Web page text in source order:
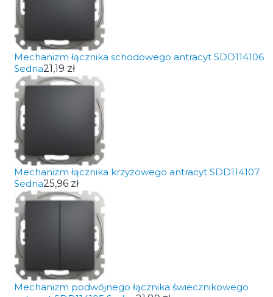
Mechanizm łącznika schodowego antracyt SDD114106
Sedna21,19 zł
Mechanizm łącznika krzyżowego antracyt SDD114107
Sedna25,96 zł
Mechanizm podwójnego łącznika świecznikowego